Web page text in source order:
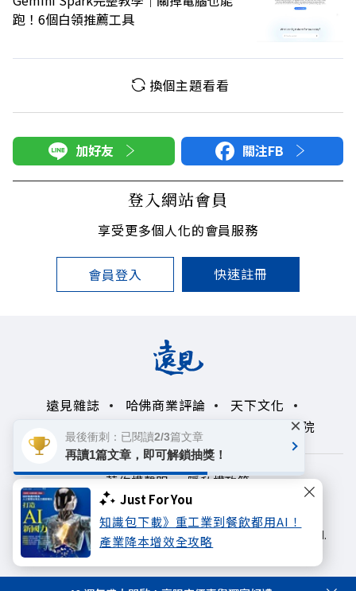
Just For You
知識包下載》重工業到餐飲都用AI！
產業降本增效全攻略
跑！6個白領推薦工具
換個主題看看
加好友 關注FB
登入網站會員
享受更多個人化的會員服務
會員登入 快速註冊
遠見雜誌 哈佛商業評論
天下文化
未來親子學習平台
50+ 領導影響力學院
著作權聲明
隱私權政策
Copyright© 1999~2026
遠見天下文化出版股份有限公司. All rights reserved.
最後衝刺：已閱讀2/3篇文章
再讀1篇文章，即可解鎖抽獎！
×